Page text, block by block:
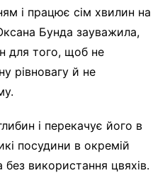
і працює сім хвилин на
Бунда зауважила,
для того, щоб не
рівновагу й не
і перекачує його в
посудини в окремій
без використання цвяхів.